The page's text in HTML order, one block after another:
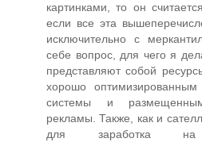
картинками, то он
если все эта
исключительно с
себе вопрос, для чего я
представляют собой
хорошо
системы и
рекламы. Также, как и
для заработка